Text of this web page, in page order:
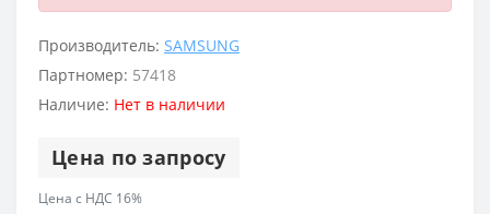
Производитель: SAMSUNG
Партномер: 57418
Наличие: Нет в наличии
Цена по запросу
Цена с НДС 16%